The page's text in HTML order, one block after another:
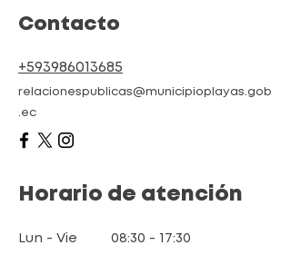
Contacto
+593986013685
relacionespublicas@municipioplayas.gob
.ec
Horario de atención
Lun - Vie 08:30 - 17:30